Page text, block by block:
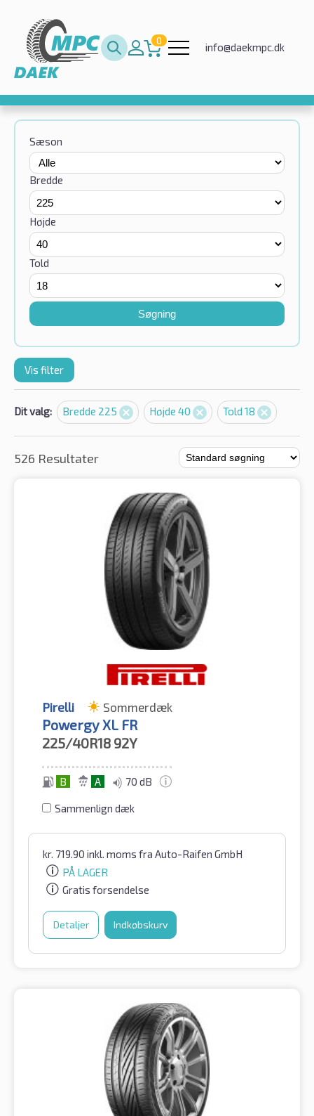
0
info@daekmpc.dk
Sæson
Bredde
Højde
Told
Søgning
Vis filter
Dit valg: Bredde 225 Højde 40 Told 18
526 Resultater
Pirelli Sommerdæk
Powergy XL FR
225/40R18 92Y
B A 70 dB
Sammenlign dæk
kr. 719.90 inkl. moms fra Auto-Raifen GmbH
PÅ LAGER
Gratis forsendelse
Detaljer Indkøbskurv